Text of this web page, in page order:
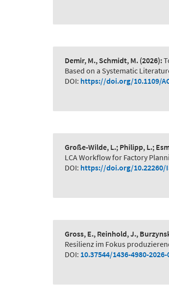
Demir, M., Schmidt, M. (2026):
Based on a Systematic
DOI: https://doi.org/10.1109/
Große-Wilde, L.; Philipp, L.;
LCA Workflow for Factory
DOI: https://doi.org/10.22260/
Gross, E., Reinhold, J.,
Resilienz im Fokus
DOI: 10.37544/1436-4980-2026-